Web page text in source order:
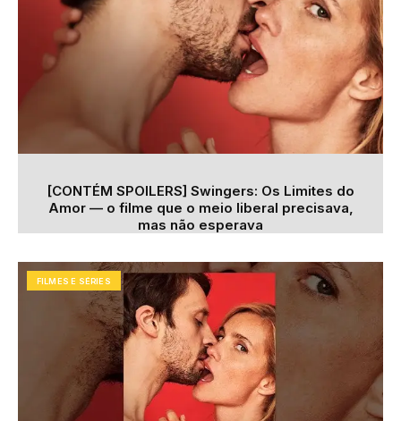
[CONTÉM SPOILERS] Swingers: Os Limites do
Amor — o filme que o meio liberal precisava,
mas não esperava
FILMES E SÉRIES